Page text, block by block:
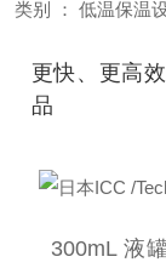
类别 ： 低温保温
更快、更高
品
300mL 液